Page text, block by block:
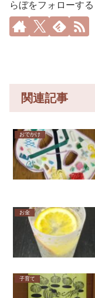
らぼをフォローする
関連記事
おでかけ
お金
子育て